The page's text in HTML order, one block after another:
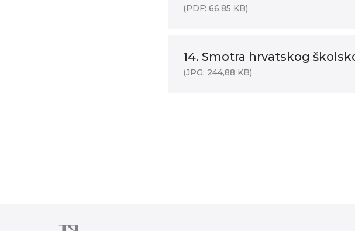
(PDF: 66,85 KB)
14. Smotra hrvatskog
(JPG: 244,88 KB)